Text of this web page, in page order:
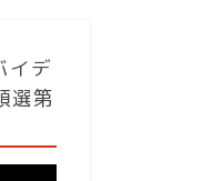
イデ
選第